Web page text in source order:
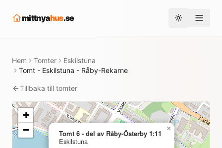
mittnyahus.se Toggle theme
Hem Tomter
Eskilstuna
Tomt - Eskilstuna - Råby-Rekarne
Tillbaka till tomter
Tomt 6 - del av Råby-Österby 1:11
Eskilstuna
×
+
−